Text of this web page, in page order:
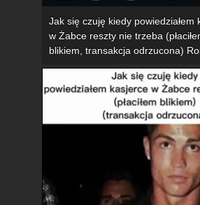
Jak się czuję kiedy powiedziałem
w Żabce reszty nie trzeba
blikiem, transakcja odrzucona)